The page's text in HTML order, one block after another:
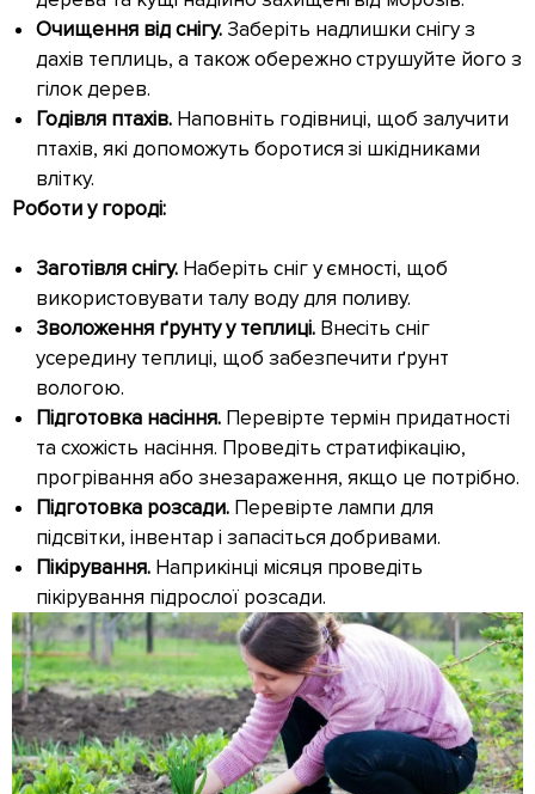
Очищення від снігу.Заберіть надлишки снігу з
дахів теплиць, а також обережно струшуйте його з
гілок дерев.
Годівля птахів.Наповніть годівниці, щоб залучити
птахів, які допоможуть боротися зі шкідниками
влітку.
Роботи у городі:
Заготівля снігу.Наберіть сніг у ємності, щоб
використовувати талу воду для поливу.
Зволоження ґрунту у теплиці.Внесіть сніг
усередину теплиці, щоб забезпечити ґрунт
вологою.
Підготовка насіння.Перевірте термін придатності
та схожість насіння. Проведіть стратифікацію,
прогрівання або знезараження, якщо це потрібно.
Підготовка розсади. Перевірте лампи для
підсвітки, інвентар і запасіться добривами.
Пікірування.Наприкінці місяця проведіть
пікірування підрослої розсади.